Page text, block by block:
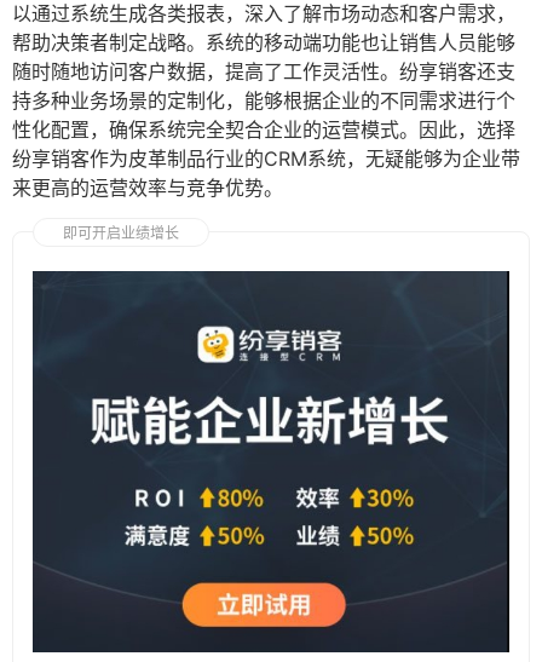
以通过系统生成各类报表，深入了解市场动态和客户需求，
帮助决策者制定战略。系统的移动端功能也让销售人员能够
随时随地访问客户数据，提高了工作灵活性。纷享销客还支
持多种业务场景的定制化，能够根据企业的不同需求进行个
性化配置，确保系统完全契合企业的运营模式。因此，选择
纷享销客作为皮革制品行业的CRM系统，无疑能够为企业带
来更高的运营效率与竞争优势。
即可开启业绩增长